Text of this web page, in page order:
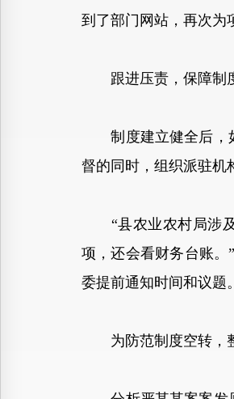
到了部门网站，再次为
跟进压责，保障制
制度建立健全后，如
督的同时，组织派驻机
“县农业农村局涉及
项，还会看财务台账。
委提前通知时间和议题
为防范制度空转，